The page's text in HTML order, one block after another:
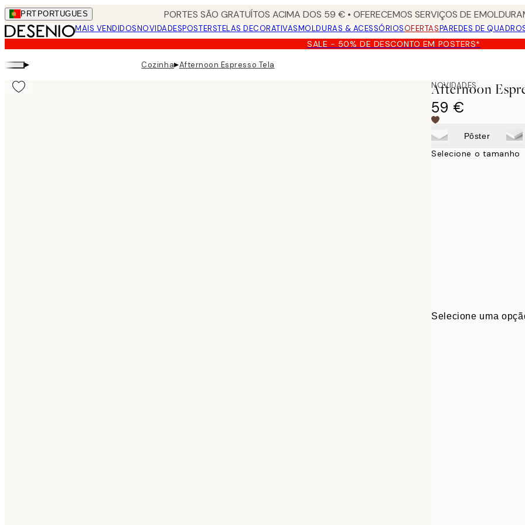
Skip
to
main
content.
PRT PORTUGUES PORTES SÃO GRATUÍTOS ACIMA DOS 59 € • OFERECEMOS SERVIÇOS DE
MAIS VENDIDOSNOVIDADESPOSTERSTELAS DECORATIVASMOLDURAS & ACESSÓRIOSOFERTASPAREDES DE
SALE - 50% DE DESCONTO EM POSTERS*
▸ Cozinha▸Afternoon Espresso Tela
NOVIDADES
Afternoon
59 €
Pôster
Selecione o tamanho
Selecione uma